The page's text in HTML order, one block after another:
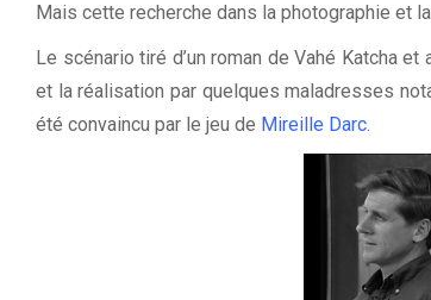
Mais cette recherche dans la photographie et
Le scénario tiré d’un roman de Vahé Katcha
et la réalisation par quelques maladresses
été convaincu par le jeu de Mireille Darc.